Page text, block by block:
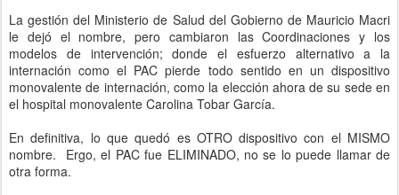
La gestión del Ministerio de Salud del Gobierno de Mauricio Macri
le dejó el nombre, pero cambiaron las Coordinaciones y los
modelos de intervención; donde el esfuerzo alternativo a la
internación como el PAC pierde todo sentido en un dispositivo
monovalente de internación, como la elección ahora de su sede en
el hospital monovalente Carolina Tobar García.
En definitiva, lo que quedó es OTRO dispositivo con el MISMO
nombre. Ergo, el PAC fue ELIMINADO, no se lo puede llamar de
otra forma.